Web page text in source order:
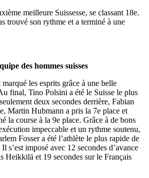
meilleure Suissesse, se classant 18e.
trouvé son rythme et a terminé à une
des hommes suisses
les esprits grâce à une belle
final, Tino Polsini a été le Suisse le plus
deux secondes derrière, Fabian
Martin Hubmann a pris la 7e place et
la course à la 9e place. Grâce à de bons
impeccable et un rythme soutenu,
Fosser a été l’athlète le plus rapide de
s’est imposé avec 12 secondes d’avance
Heikkilä et 19 secondes sur le Français